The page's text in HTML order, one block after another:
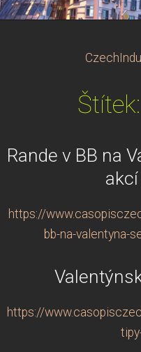
Rande v BB na
https://
bb-na-valentyna-
https://